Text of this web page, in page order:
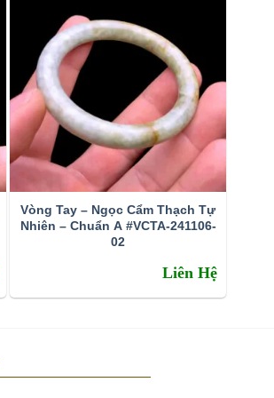
Vòng Tay – Ngọc Cẩm Thạch Tự
Nhiên – Chuẩn A #VCTA-241106-
02
Liên Hệ